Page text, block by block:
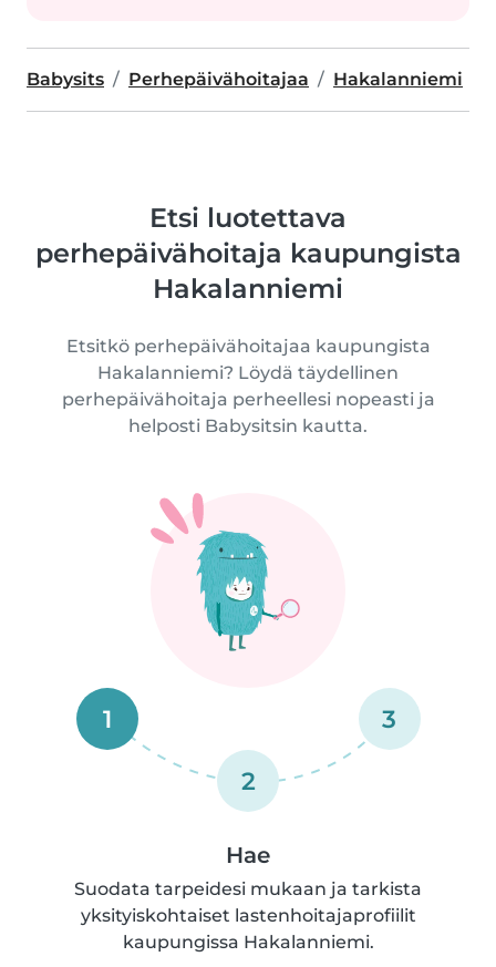
Babysits Perhepäivähoitajaa Hakalanniemi
Etsi luotettava
perhepäivähoitaja kaupungista
Hakalanniemi
Etsitkö perhepäivähoitajaa kaupungista
Hakalanniemi? Löydä täydellinen
perhepäivähoitaja perheellesi nopeasti ja
helposti Babysitsin kautta.
1
2
3
Hae
Suodata tarpeidesi mukaan ja tarkista
yksityiskohtaiset lastenhoitajaprofiilit
kaupungissa Hakalanniemi.